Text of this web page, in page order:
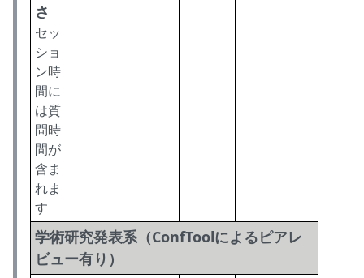
さ
セッ
ショ
ン時
間に
は質
問時
間が
含ま
れま
す
学術研究発表系（ConfToolによるピアレ
ビュー有り）